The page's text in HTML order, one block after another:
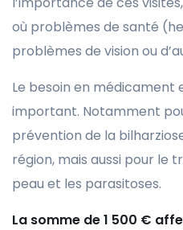
où problèmes de santé
problèmes de vision ou
Le besoin en médicament
important. Notamment
prévention de la
région, mais aussi pour le
peau et les parasitoses.
La somme de 1 500 €